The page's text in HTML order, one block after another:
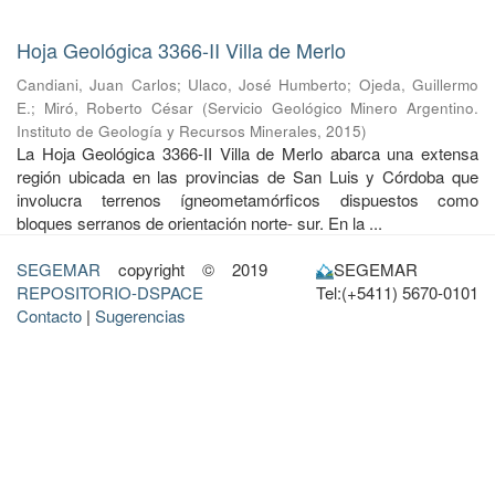
Hoja Geológica 3366-II Villa de Merlo
Candiani, Juan Carlos; Ulaco, José Humberto; Ojeda, Guillermo
E.; Miró, Roberto César (Servicio Geológico Minero Argentino.
Instituto de Geología y Recursos Minerales, 2015)
La Hoja Geológica 3366-II Villa de Merlo abarca una extensa
región ubicada en las provincias de San Luis y Córdoba que
involucra terrenos ígneometamórficos dispuestos como
bloques serranos de orientación norte- sur. En la ...
SEGEMAR copyright © 2019
REPOSITORIO-DSPACE
Contacto | Sugerencias
SEGEMAR
Tel:(+5411) 5670-0101